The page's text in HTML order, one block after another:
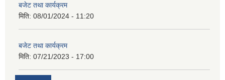
बजेट तथा कार्यक्रम
मिति: 08/01/2024 - 11:20
बजेट तथा कार्यक्रम
मिति: 07/21/2023 - 17:00